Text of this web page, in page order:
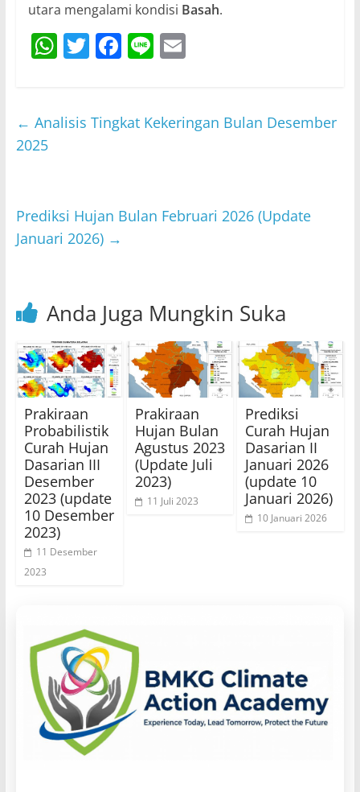
utara mengalami kondisi Basah.
W
s
T
er
F
e
k
Li E
l
← Analisis Tingkat Kekeringan Bulan Desember
2025
Prediksi Hujan Bulan Februari 2026 (Update
Januari 2026) →
Anda Juga Mungkin Suka
Prakiraan
Probabilistik
Curah Hujan
Dasarian III
Desember
2023 (update
10 Desember
2023)
11 Desember
2023
Prakiraan
Hujan Bulan
Agustus 2023
(Update Juli
2023)
11 Juli 2023
Prediksi
Curah Hujan
Dasarian II
Januari 2026
(update 10
Januari 2026)
10 Januari 2026